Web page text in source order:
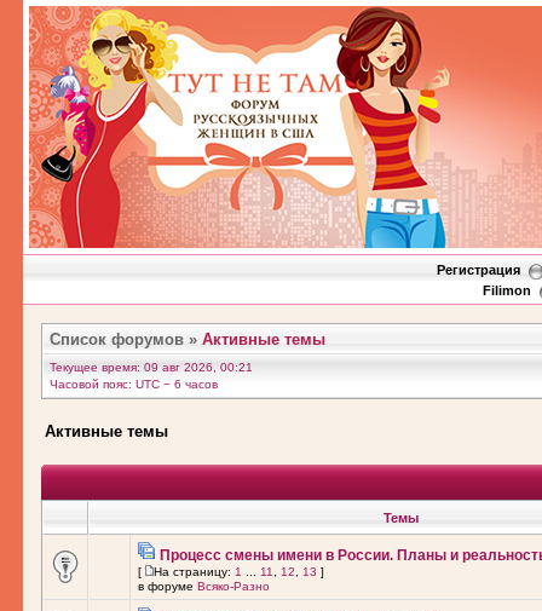
Регистрация
Filimon
Список форумов » Активные темы
Текущее время: 09 авг 2026, 00:21
Часовой пояс: UTC − 6 часов
Активные темы
Темы
Процесс смены имени в России. Планы и
[ На страницу: 1 11 12 13 ]
в форуме Всяко-Разно